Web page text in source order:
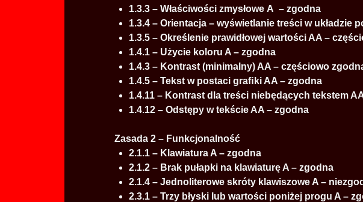
1.3.3 – Właściwości zmysłowe A – zgodna
1.3.4 – Orientacja – wyświetlanie treści w układzie
1.3.5 – Określenie prawidłowej wartości AA –
1.4.1 – Użycie koloru A – zgodna
1.4.3 – Kontrast (minimalny) AA – częściowo
1.4.5 – Tekst w postaci graﬁki AA – zgodna
1.4.11 – Kontrast dla treści niebędących tekstem
1.4.12 – Odstępy w tekście AA – zgodna
Zasada 2 – Funkcjonalność
2.1.1 – Klawiatura A – zgodna
2.1.2 – Brak pułapki na klawiaturę A – zgodna
2.1.4 – Jednoliterowe skróty klawiszowe A –
2.3.1 – Trzy błyski lub wartości poniżej progu A –